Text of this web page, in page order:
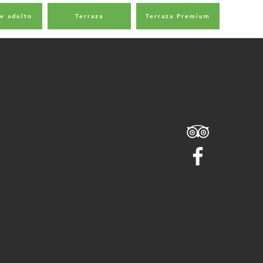
adulto Terraza Terraza Premium